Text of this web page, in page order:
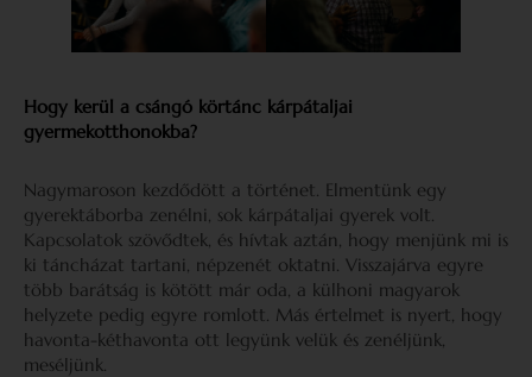
Hogy kerül a csángó körtánc kárpátaljai
gyermekotthonokba?
Nagymaroson kezdődött a történet. Elmentünk egy
gyerektáborba zenélni, sok kárpátaljai gyerek volt.
Kapcsolatok szövődtek, és hívtak aztán, hogy menjünk mi is
ki táncházat tartani, népzenét oktatni. Visszajárva egyre
több barátság is kötött már oda, a külhoni magyarok
helyzete pedig egyre romlott. Más értelmet is nyert, hogy
havonta-kéthavonta ott legyünk velük és zenéljünk,
meséljünk.